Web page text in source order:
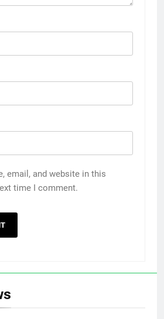
email, and website in this
time I comment.